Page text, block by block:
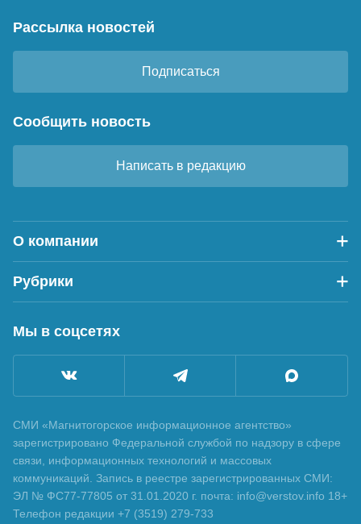
Рассылка новостей
Подписаться
Сообщить новость
Написать в редакцию
О компании
Рубрики
Мы в соцсетях
СМИ «Магнитогорское информационное агентство»
зарегистрировано Федеральной службой по надзору в сфере
связи, информационных технологий и массовых
коммуникаций. Запись в реестре зарегистрированных СМИ:
ЭЛ № ФС77-77805 от 31.01.2020 г. почта: info@verstov.info 18+
Телефон редакции +7 (3519) 279-733